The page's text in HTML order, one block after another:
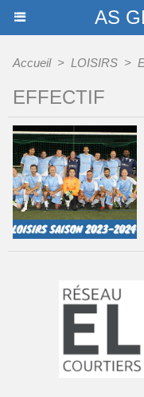
AS
Accueil > LOISIRS >
EFFECTIF